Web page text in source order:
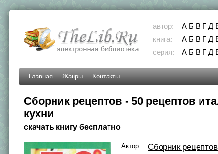
автор: А Б В Г Д
книга:
А Б В Г Д
серия:
А Б В Г Д
Главная Жанры Контакты
Сборник рецептов - 50 рецептов
кухни
скачать книгу бесплатно
Автор: Сборник рецептов